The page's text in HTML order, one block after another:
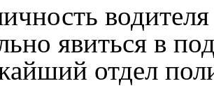
явиться в
отдел